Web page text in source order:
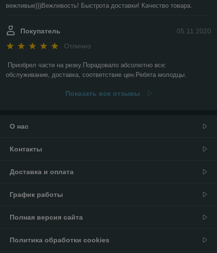
вежливые)))Вежливость! Быстрота доставки! Качество товара.
05.11.2020
Покупатель
Отлично
Приобрел части на резку.Порадовало абсолютно все:
обслуживание, доставка, соответствие цен.Ребята молодцы.
Показать все отзывы
О нас
Контакты
Доставка и оплата
График работы
Полная версия сайта
Политика обработки cookies